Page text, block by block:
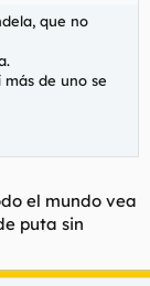
que no
de uno se
el mundo vea
puta sin